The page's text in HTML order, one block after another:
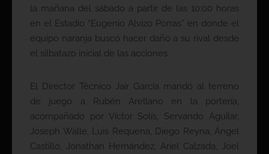
la mañana del sábado a partir de las 10:00 horas
en el Estadio “Eugenio Alvizo Porras” en donde el
equipo naranja buscó hacer daño a su rival desde
el silbatazo inicial de las acciones.
El Director Técnico Jair García mandó al terreno
de juego a Rubén Arellano en la portería,
acompañado por Víctor Solís, Servando Aguilar,
Joseph Walle, Luis Requena, Diego Reyna, Ángel
Castillo, Jonathan Hernández, Ariel Calzada, Joel